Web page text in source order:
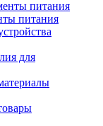
питания
для